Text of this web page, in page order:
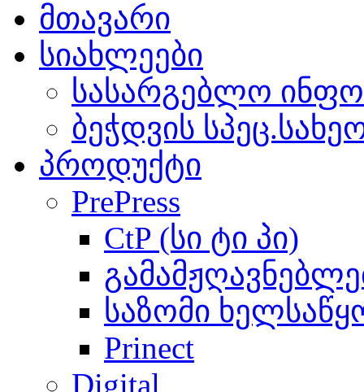
მთავარი
სიახლეები
სასარგებლო ინფო
ბეჭდვის
პროდუქტი
PrePress
CtP (სი ტი პი)
საზომი
Prinect
Digital